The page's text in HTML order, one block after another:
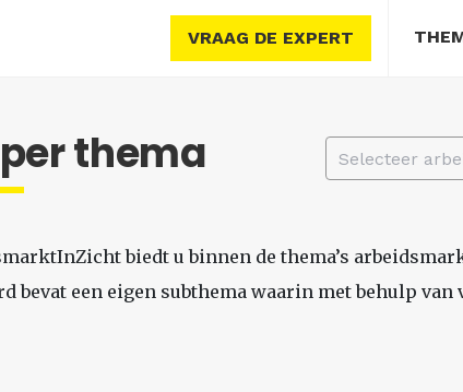
VRAAG DE EXPERT
thema
biedt u binnen de thema’s
bevat een eigen subthema waarin met behulp